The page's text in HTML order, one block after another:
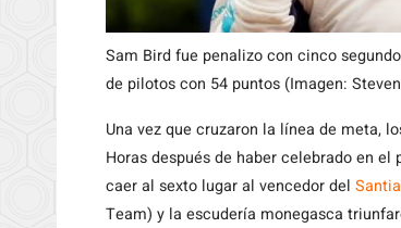
Sam Bird fue penalizo con cinco
de pilotos con 54 puntos (Imagen:
Una vez que cruzaron la línea de meta,
Horas después de haber celebrado en
caer al sexto lugar al vencedor del
Team) y la escudería monegasca